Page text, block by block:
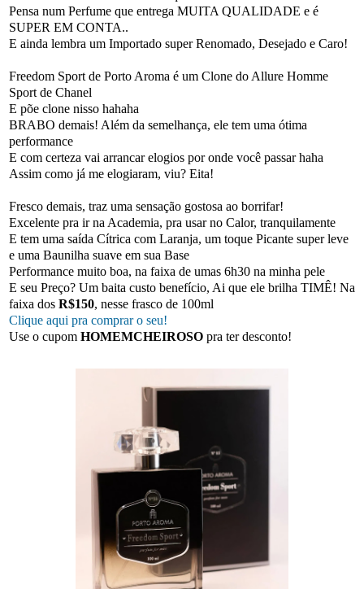
Pensa num Perfume que entrega MUITA QUALIDADE e é
SUPER EM CONTA..
E ainda lembra um Importado super Renomado, Desejado e Caro!
Freedom Sport de Porto Aroma é um Clone do Allure Homme
Sport de Chanel
E põe clone nisso hahaha
BRABO demais! Além da semelhança, ele tem uma ótima
performance
E com certeza vai arrancar elogios por onde você passar haha
Assim como já me elogiaram, viu? Eita!
Fresco demais, traz uma sensação gostosa ao borrifar!
Excelente pra ir na Academia, pra usar no Calor, tranquilamente
E tem uma saída Cítrica com Laranja, um toque Picante super leve
e uma Baunilha suave em sua Base
Performance muito boa, na faixa de umas 6h30 na minha pele
E seu Preço? Um baita custo benefício, Ai que ele brilha TIMÊ! Na
faixa dos R$150, nesse frasco de 100ml
Clique aqui pra comprar o seu!
Use o cupom HOMEMCHEIROSO pra ter desconto!